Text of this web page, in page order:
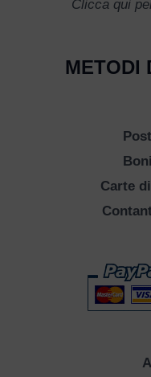
Clicca qui
METODI
Carte